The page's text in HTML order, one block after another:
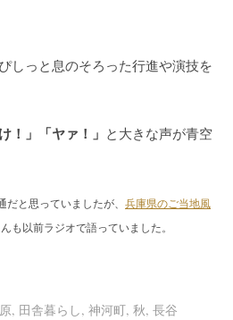
しっと息のそろった行進や演技を
！」「ヤァ！」 と大きな声が青空
と思っていましたが、 兵庫県のご当地風
も以前ラジオで語っていました。
, 田舎暮らし, 神河町, 秋, 長谷